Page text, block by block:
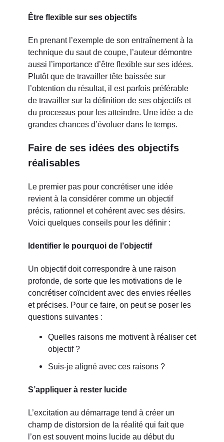
Être flexible sur ses objectifs
En prenant l’exemple de son entraînement à la
technique du saut de coupe, l’auteur démontre
aussi l’importance d’être flexible sur ses idées.
Plutôt que de travailler tête baissée sur
l’obtention du résultat, il est parfois préférable
de travailler sur la définition de ses objectifs et
du processus pour les atteindre. Une idée a de
grandes chances d’évoluer dans le temps.
Faire de ses idées des objectifs
réalisables
Le premier pas pour concrétiser une idée
revient à la considérer comme un objectif
précis, rationnel et cohérent avec ses désirs.
Voici quelques conseils pour les définir :
Identifier le pourquoi de l’objectif
Un objectif doit correspondre à une raison
profonde, de sorte que les motivations de le
concrétiser coïncident avec des envies réelles
et précises. Pour ce faire, on peut se poser les
questions suivantes :
Quelles raisons me motivent à réaliser cet
objectif ?
Suis-je aligné avec ces raisons ?
S’appliquer à rester lucide
L’excitation au démarrage tend à créer un
champ de distorsion de la réalité qui fait que
l’on est souvent moins lucide au début du